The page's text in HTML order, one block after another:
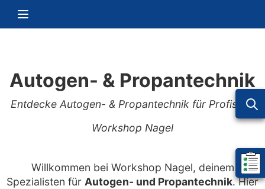
Navigation umschalten
Mein
Autogen- & Propantechnik
Entdecke Autogen- & Propantechnik für Profis bei
Workshop Nagel
Willkommen bei Workshop Nagel, deinem
Spezialisten für Autogen- und Propantechnik. Hier